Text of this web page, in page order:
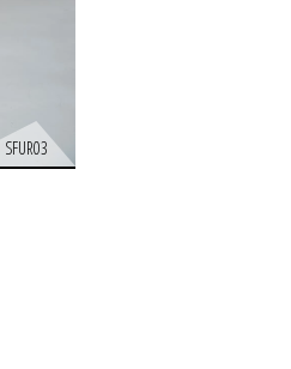
SFUR03